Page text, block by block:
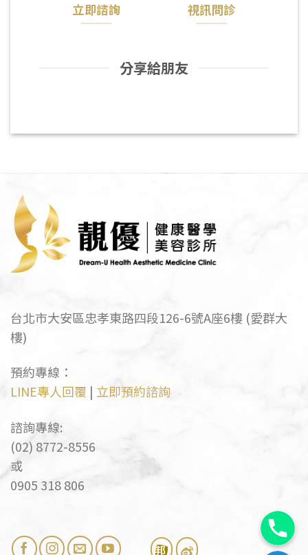
立即諮詢 視訊問診
分享給朋友
台北市大安區忠孝東路四段126-6號A座6樓 (愛群大
樓)
預約專線：
LINE專人回覆 | 立即預約諮詢
諮詢專線:
(02) 8772-8556
或
0905 318 806
電話
Facebook訊息